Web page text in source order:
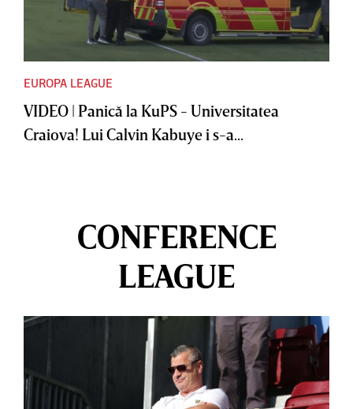
EUROPA LEAGUE
VIDEO | Panică la KuPS - Universitatea
Craiova! Lui Calvin Kabuye i s-a...
CONFERENCE
LEAGUE